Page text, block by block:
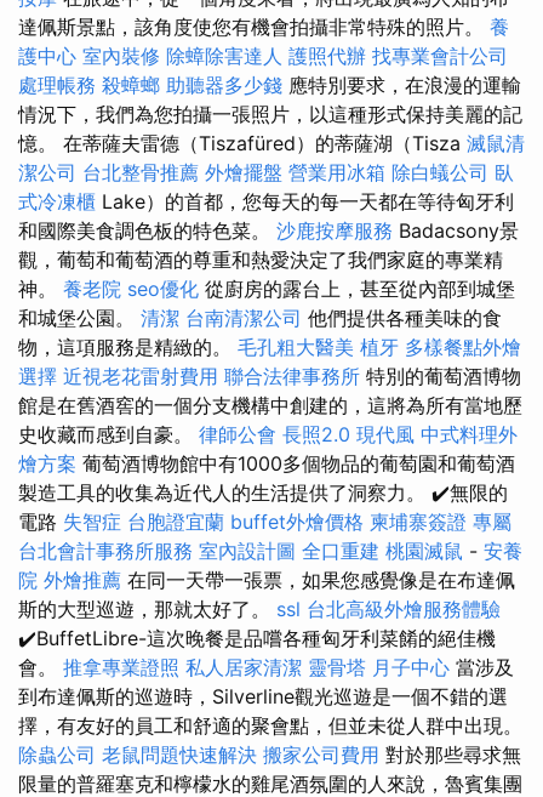
達佩斯景點，該角度使您有機會拍攝非常特殊的照片。 養
護中心 室內裝修 除蟑除害達人 護照代辦 找專業會計公司
處理帳務 殺蟑螂 助聽器多少錢 應特別要求，在浪漫的運輸
情況下，我們為您拍攝一張照片，以這種形式保持美麗的記
憶。 在蒂薩夫雷德（Tiszafüred）的蒂薩湖（Tisza 滅鼠清
潔公司 台北整骨推薦 外燴擺盤 營業用冰箱 除白蟻公司 臥
式冷凍櫃 Lake）的首都，您每天的每一天都在等待匈牙利
和國際美食調色板的特色菜。 沙鹿按摩服務 Badacsony景
觀，葡萄和葡萄酒的尊重和熱愛決定了我們家庭的專業精
神。 養老院 seo優化 從廚房的露台上，甚至從內部到城堡
和城堡公園。 清潔 台南清潔公司 他們提供各種美味的食
物，這項服務是精緻的。 毛孔粗大醫美 植牙 多樣餐點外燴
選擇 近視老花雷射費用 聯合法律事務所 特別的葡萄酒博物
館是在舊酒窖的一個分支機構中創建的，這將為所有當地歷
史收藏而感到自豪。 律師公會 長照2.0 現代風 中式料理外
燴方案 葡萄酒博物館中有1000多個物品的葡萄園和葡萄酒
製造工具的收集為近代人的生活提供了洞察力。 ✔️無限的
電路 失智症 台胞證宜蘭 buffet外燴價格 柬埔寨簽證 專屬
台北會計事務所服務 室內設計圖 全口重建 桃園滅鼠 - 安養
院 外燴推薦 在同一天帶一張票，如果您感覺像是在布達佩
斯的大型巡遊，那就太好了。 ssl 台北高級外燴服務體驗
✔️BuffetLibre-這次晚餐是品嚐各種匈牙利菜餚的絕佳機
會。 推拿專業證照 私人居家清潔 靈骨塔 月子中心 當涉及
到布達佩斯的巡遊時，Silverline觀光巡遊是一個不錯的選
擇，有友好的員工和舒適的聚會點，但並未從人群中出現。
除蟲公司 老鼠問題快速解決 搬家公司費用 對於那些尋求無
限量的普羅塞克和檸檬水的雞尾酒氛圍的人來說，魯賓集團